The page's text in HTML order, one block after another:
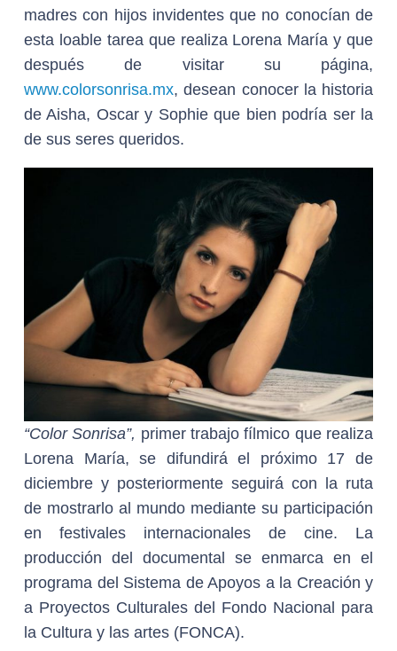
madres con hijos invidentes que no conocían de
esta loable tarea que realiza Lorena María y que
después de visitar su página,
www.colorsonrisa.mx, desean conocer la historia
de Aisha, Oscar y Sophie que bien podría ser la
de sus seres queridos.
“Color Sonrisa”, primer trabajo fílmico que realiza
Lorena María, se difundirá el próximo 17 de
diciembre y posteriormente seguirá con la ruta
de mostrarlo al mundo mediante su participación
en festivales internacionales de cine. La
producción del documental se enmarca en el
programa del Sistema de Apoyos a la Creación y
a Proyectos Culturales del Fondo Nacional para
la Cultura y las artes (FONCA).